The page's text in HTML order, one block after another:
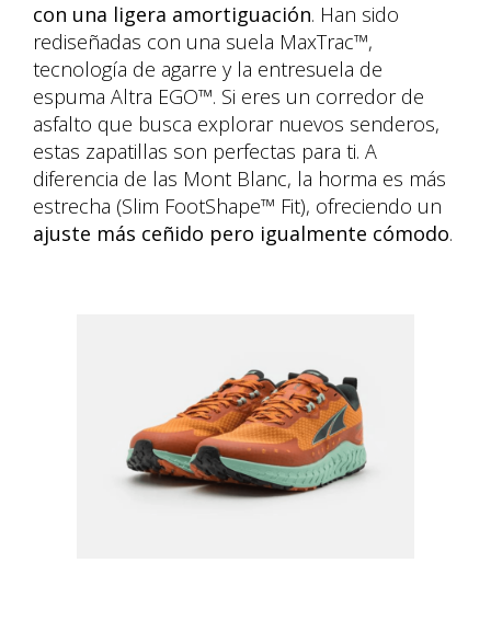
con una ligera amortiguación. Han sido
rediseñadas con una suela MaxTrac™,
tecnología de agarre y la entresuela de
espuma Altra EGO™. Si eres un corredor de
asfalto que busca explorar nuevos senderos,
estas zapatillas son perfectas para ti. A
diferencia de las Mont Blanc, la horma es más
estrecha (Slim FootShape™ Fit), ofreciendo un
ajuste más ceñido pero igualmente cómodo.